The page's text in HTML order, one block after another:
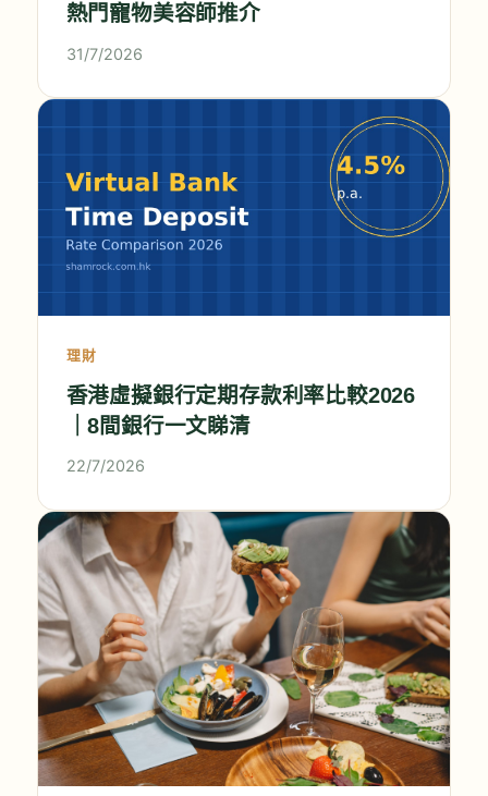
熱門寵物美容師推介
31/7/2026
理財
香港虛擬銀行定期存款利率比較2026
｜8間銀行一文睇清
22/7/2026